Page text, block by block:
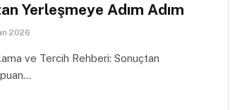
Yerleşmeye Adım Adım
2026
ve Tercih Rehberi: Sonuçtan